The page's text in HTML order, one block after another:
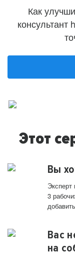
Как
консультант
Этот
Вы
3
Вас
на